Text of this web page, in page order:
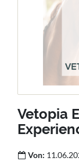
Vetopia
Von: